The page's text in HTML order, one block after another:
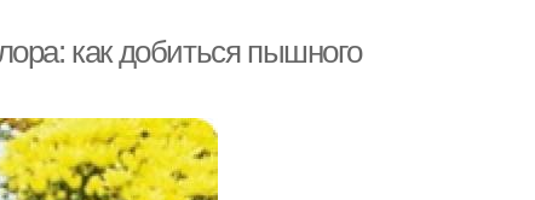
как добиться пышного